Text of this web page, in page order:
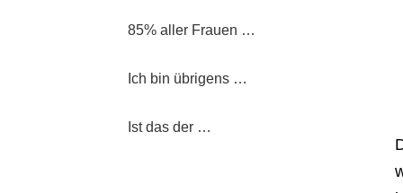
85% aller Frauen …
Ich bin übrigens …
Ist das der …